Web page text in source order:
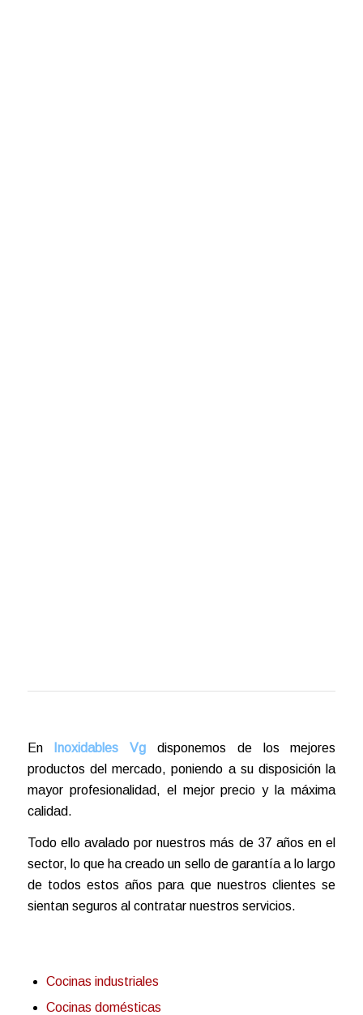
En Inoxidables Vgdisponemos de los mejores
productos del mercado, poniendo a su disposición la
mayor profesionalidad, el mejor precio y la máxima
calidad.
Todo ello avalado por nuestros más de 37 años en el
sector, lo que ha creado un sello de garantía a lo largo
de todos estos años para que nuestros clientes se
sientan seguros al contratar nuestros servicios.
Cocinas industriales
Cocinas domésticas